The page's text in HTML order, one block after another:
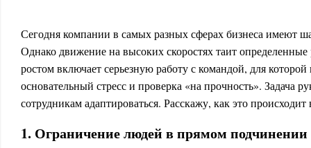
Сегодня компании в самых разных сферах бизнеса имеют
Однако движение на высоких скоростях таит
ростом включает серьезную работу с командой, для
основательный стресс и проверка «на прочность». Задача
сотрудникам адаптироваться. Расскажу, как это
1. Ограничение людей в прямом подчинении